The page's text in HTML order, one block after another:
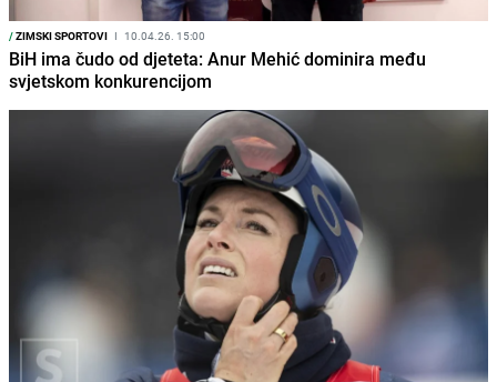
/ZIMSKI SPORTOVI I 10.04.26. 15:00
BiH ima čudo od djeteta: Anur Mehić dominira među
svjetskom konkurencijom